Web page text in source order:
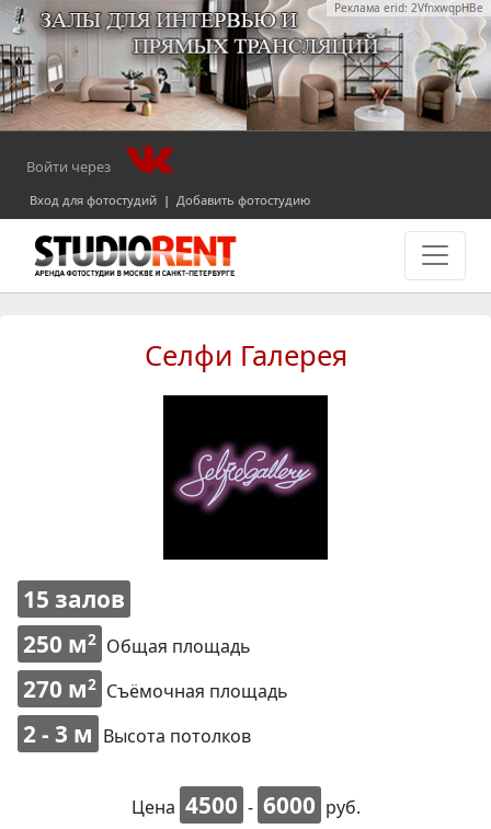
Реклама erid: 2VfnxwqpHBe
Войти через
Вход для фотостудий | Добавить фотостудию
Селфи Галерея
15 залов
250 м2 Общая площадь
270 м2 Съёмочная площадь
2 - 3 м Высота потолков
Цена 4500 - 6000 руб.